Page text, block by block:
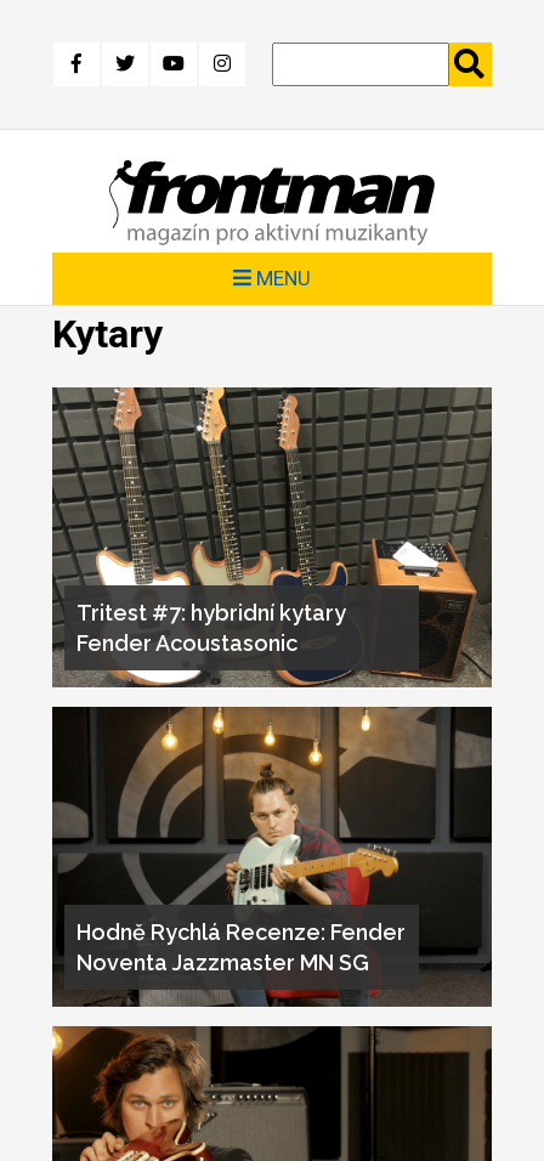
hlavnímu
MENU
Kytary
Tritest #7: hybridní kytary
Fender Acoustasonic
Hodně Rychlá Recenze: Fender
Noventa Jazzmaster MN SG